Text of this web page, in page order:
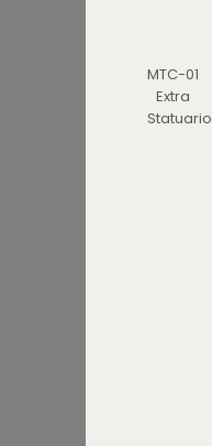
MTC-01
Extra
Statuario